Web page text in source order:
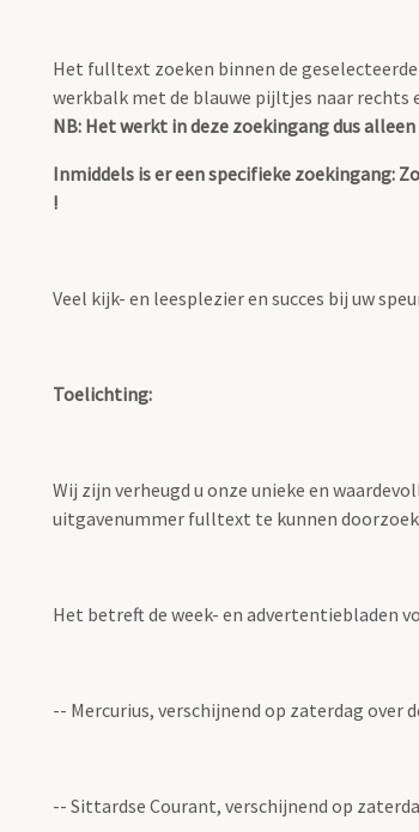
Het fulltext zoeken binnen de
werkbalk met de blauwe pijltjes naar rechts
NB: Het werkt in deze zoekingang dus
Inmiddels is er een specifieke zoekingang:
!
Veel kijk- en leesplezier en succes bij uw
Toelichting:
Wij zijn verheugd u onze unieke en
uitgavenummer fulltext te kunnen
Het betreft de week- en advertentiebladen
-- Mercurius, verschijnend op zaterdag over
-- Sittardse Courant, verschijnend op